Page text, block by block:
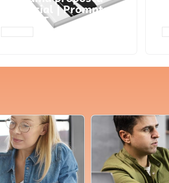
comercial | Prompts
ChatGPT